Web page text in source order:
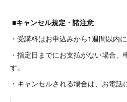
■キャンセル規定・諸注意
・受講料はお申込みから1週間以内
・指定日までにお支払がない場合
す。
・キャンセルされる場合は、お電話